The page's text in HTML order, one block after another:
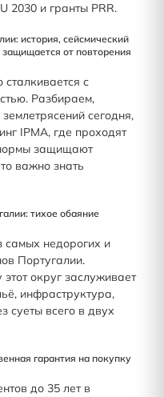
2030 и гранты PRR.
история, сейсмический
защищается от повторения
с
Разбираем,
сегодня,
IPMA, где проходят
защищают
важно знать
тихое обаяние
недорогих и
Португалии.
округ заслуживает
инфраструктура,
суеты всего в двух
гарантия на покупку
до 35 лет в